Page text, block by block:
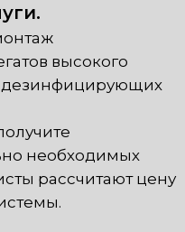
высокого
дезинфицирующих
необходимых
рассчитают цену